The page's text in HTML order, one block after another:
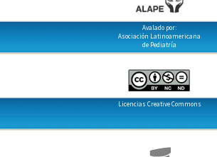
Avalado por:
Asociación Latinoamericana
de Pediatría
Licencias Creative Commons